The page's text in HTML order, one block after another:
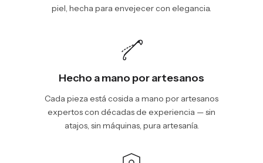
piel, hecha para envejecer con elegancia.
Hecho a mano por artesanos
Cada pieza está cosida a mano por artesanos
expertos con décadas de experiencia — sin
atajos, sin máquinas, pura artesanía.